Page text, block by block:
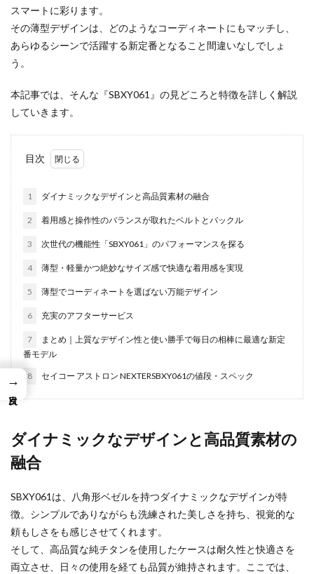
スマートに彩ります。
その薄型デザインは、どのようなコーディネートにもマッチし、
あらゆるシーンで活躍する新定番となること間違いなしでしょ
う。
本記事では、そんな『SBXY061』の見どころと特徴を詳しく解説
していきます。
目次
1 ダイナミックなデザインと高品質素材の融合
2 着用感と操作性のバランスが取れたベルトとバックル
3 次世代の機能性「SBXY061」のパフォーマンスを探る
4 薄型・軽量かつ絶妙なサイズ感で快適な着用感を実現
5 薄型でコーディネートを選ばない万能デザイン
6 充実のアフターサービス
7
まとめ｜上質なデザイン性と使い勝手で毎日の相棒に最適な新定
番モデル
8 セイコー アストロン NEXTERSBXY061の値段・スペック
ダイナミックなデザインと高品質素材の
融合
SBXY061は、八角形ベゼルを持つダイナミックなデザインが特
徴。シンプルでありながらも洗練された美しさを持ち、視覚的な
頼もしさをも感じさせてくれます。
そして、高品質な純チタンを使用したケースは耐久性と快適さを
両立させ、日々の使用を経ても品質が維持されます。ここでは、
→